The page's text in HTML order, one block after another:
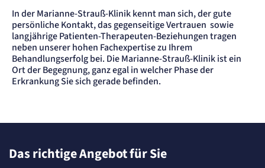
In der Marianne-Strauß-Klinik kennt man sich, der gute
persönliche Kontakt, das gegenseitige Vertrauen sowie
langjährige Patienten-Therapeuten-Beziehungen tragen
neben unserer hohen Fachexpertise zu Ihrem
Behandlungserfolg bei. Die Marianne-Strauß-Klinik ist ein
Ort der Begegnung, ganz egal in welcher Phase der
Erkrankung Sie sich gerade befinden.
Das richtige Angebot für Sie
etracker Analytics
Name:
et_allow_cookies
Anbieter:
etracker GmbH
Zweck:
Es erlaubt eTracker Cookies zu setzen.
Name: